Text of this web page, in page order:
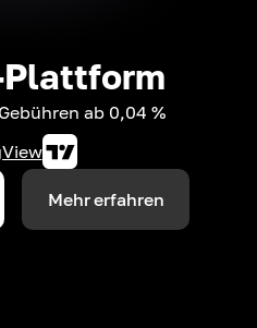
ab 0,04 %
Mehr erfahren